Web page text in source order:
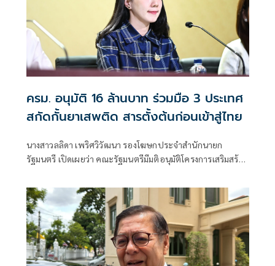
ครม. อนุมัติ 16 ล้านบาท ร่วมมือ 3 ประเทศ
สกัดกั้นยาเสพติด สารตั้งต้นก่อนเข้าสู่ไทย
นางสาวลลิดา เพริศวิวัฒนา รองโฆษกประจำสำนักนายก
รัฐมนตรี เปิดเผยว่า คณะรัฐมนตรีมีมติอนุมัติโครงการเสริมสร้าง
ยาเสพติดและทำลายเครือข่ายการค้ายาเสพติดระหว่าง
ประเทศ ประจำปีงบประมาณ พ.ศ. 2569 วงเงินรวม 16 ล้าน
บาท ตามที่กระทรวงยุติธรรม โดยสำนักงานคณะกรรมการ
ป้องกันและปราบปรามยาเสพติด หรือสำนักงาน ป.ป.ส.